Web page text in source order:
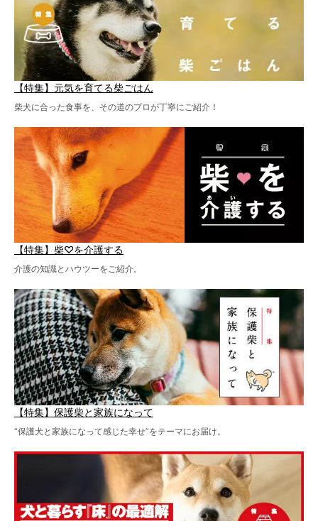
【特集】元気を育てる柴ごはん
柴犬に合った食事を、その道のプロが丁寧にご紹介！
【特集】柴♡を介護する
介護の知識とハウツーをご紹介。
【特集】保護柴と家族になって
“保護犬と家族になって感じた幸せ”をテーマにお届け。